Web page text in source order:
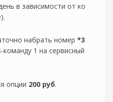
в зависимости от ко
набрать номер *3
команду 1 на сервисный
опции 200 руб.